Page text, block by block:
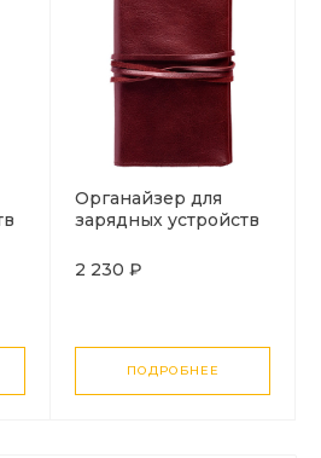
Органайзер для
зарядных устройств
красный
2 230 ₽
ПОДРОБНЕЕ